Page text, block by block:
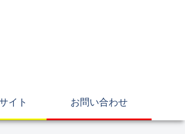
イト お問い合わせ